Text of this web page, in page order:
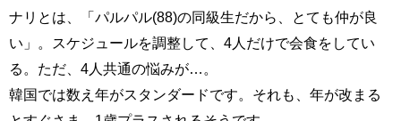
ナリとは、「パルパル(88)の同級生だから、とても仲が良
い」。スケジュールを調整して、4人だけで会食をしてい
る。ただ、4人共通の悩みが…。
韓国では数え年がスタンダードです。それも、年が改まる